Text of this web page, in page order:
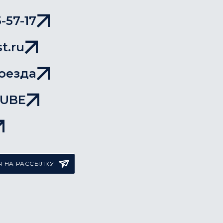
57-17
НА РАССЫЛКУ